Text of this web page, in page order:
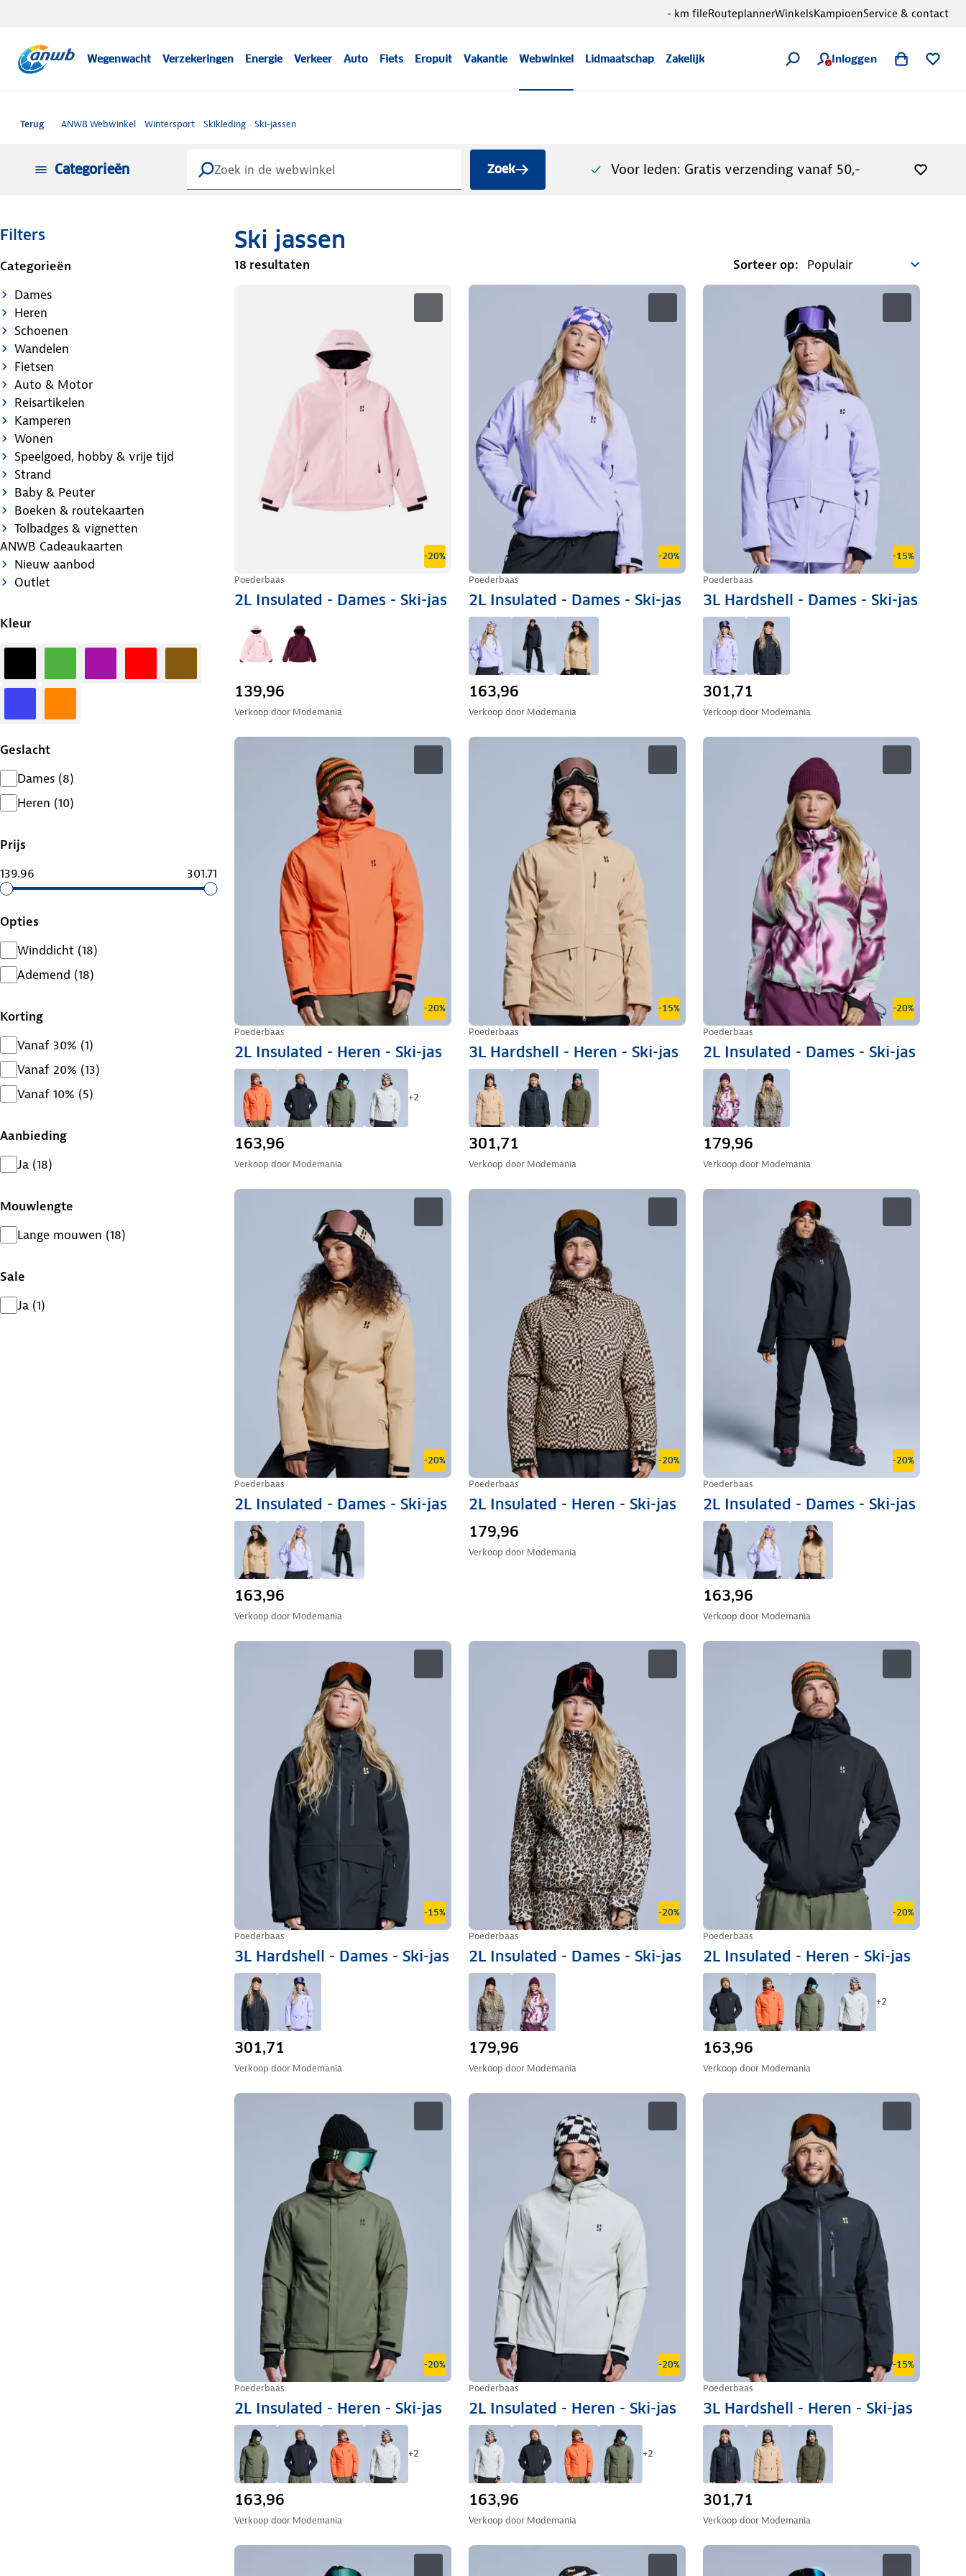
Wegenwacht Verzekeringen Energie Verkeer Auto Fiets Eropuit Vakantie Webwinkel Lidmaatschap Zakelijk Inloggen
- km fileRouteplannerWinkelsKampioenService & contact
Terug ANWB Webwinkel Wintersport Skikleding Ski-jassen
Categorieën Zoek Voor leden: Gratis verzending vanaf 50,-
Filters
Categorieën
Dames
Heren
Schoenen
Wandelen
Fietsen
Auto & Motor
Reisartikelen
Kamperen
Wonen
Speelgoed, hobby & vrije tijd
Strand
Baby & Peuter
Boeken & routekaarten
Tolbadges & vignetten
ANWB Cadeaukaarten
Nieuw aanbod
Outlet
Kleur
Geslacht
Dames (8)
Heren (10)
Prijs
139.96
301.71
Opties
Winddicht (18)
Ademend (18)
Korting
Vanaf 30% (1)
Vanaf 20% (13)
Vanaf 10% (5)
Aanbieding
Ja (18)
Mouwlengte
Lange mouwen (18)
Sale
Ja (1)
Ski jassen
18 resultaten Sorteer op:
-20%
Poederbaas
2L Insulated - Dames - Ski-jas
139,96
Verkoop door Modemania
-20%
Poederbaas
2L Insulated - Dames - Ski-jas
163,96
Verkoop door Modemania
-15%
Poederbaas
3L Hardshell - Dames - Ski-jas
301,71
Verkoop door Modemania
-20%
Poederbaas
2L Insulated - Heren - Ski-jas
+2
163,96
Verkoop door Modemania
-15%
Poederbaas
3L Hardshell - Heren - Ski-jas
301,71
Verkoop door Modemania
-20%
Poederbaas
2L Insulated - Dames - Ski-jas
179,96
Verkoop door Modemania
-20%
Poederbaas
2L Insulated - Dames - Ski-jas
163,96
Verkoop door Modemania
-20%
Poederbaas
2L Insulated - Heren - Ski-jas
179,96
Verkoop door Modemania
-20%
Poederbaas
2L Insulated - Dames - Ski-jas
163,96
Verkoop door Modemania
-15%
Poederbaas
3L Hardshell - Dames - Ski-jas
301,71
Verkoop door Modemania
-20%
Poederbaas
2L Insulated - Dames - Ski-jas
179,96
Verkoop door Modemania
-20%
Poederbaas
2L Insulated - Heren - Ski-jas
+2
163,96
Verkoop door Modemania
-20%
Poederbaas
2L Insulated - Heren - Ski-jas
+2
163,96
Verkoop door Modemania
-20%
Poederbaas
2L Insulated - Heren - Ski-jas
+2
163,96
Verkoop door Modemania
-15%
Poederbaas
3L Hardshell - Heren - Ski-jas
301,71
Verkoop door Modemania